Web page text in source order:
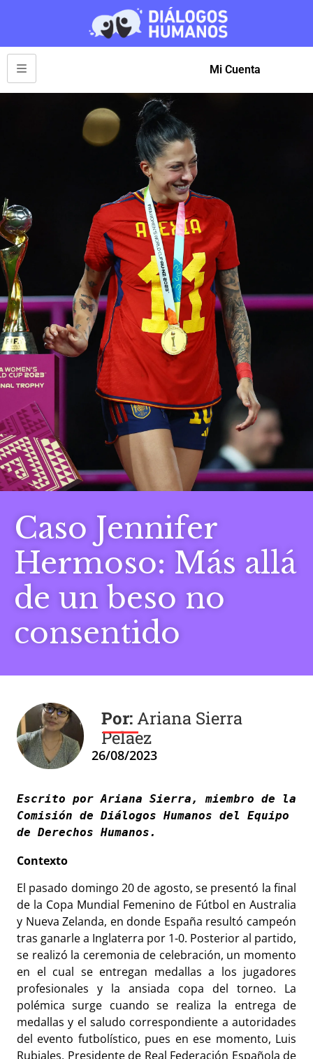
Mi Cuenta
Caso Jennifer
Hermoso: Más allá
de un beso no
consentido
Ariana Sierra
Pelaez
Escrito por Ariana Sierra, miembro de la
Comisión de Diálogos Humanos del Equipo
de Derechos Humanos.
Contexto
El pasado domingo 20 de agosto, se presentó la final
de la Copa Mundial Femenino de Fútbol en Australia
y Nueva Zelanda, en donde España resultó campeón
tras ganarle a Inglaterra por 1-0. Posterior al partido,
se realizó la ceremonia de celebración, un momento
en el cual se entregan medallas a los jugadores
profesionales y la ansiada copa del torneo. La
polémica surge cuando se realiza la entrega de
medallas y el saludo correspondiente a autoridades
del evento futbolístico, pues en ese momento, Luis
Rubiales, Presidente de Real Federación Española de
26/08/2023